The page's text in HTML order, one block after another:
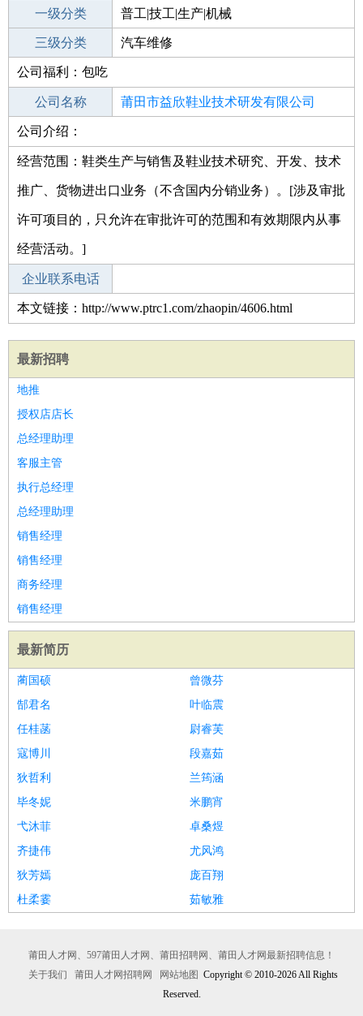
一级分类 普工|技工|生产|机械
二级分类 汽车制造
三级分类 汽车维修
其他行业
公司福利：包吃
公司名称 莆田市益欣鞋业技术研发有限公司
公司类型
公司介绍：
经营范围：鞋类生产与销售及鞋业技术研究、开发、技术
推广、货物进出口业务（不含国内分销业务）。[涉及审批
许可项目的，只允许在审批许可的范围和有效期限内从事
经营活动。]
企业联系电话
本文链接：http://www.ptrc1.com/zhaopin/4606.html
最新招聘
地推
授权店店长
总经理助理
客服主管
执行总经理
总经理助理
销售经理
销售经理
商务经理
销售经理
最新简历
蔺国硕
曾微芬
郜君名
叶临震
任桂菡
尉睿芙
寇博川
段嘉茹
狄哲利
兰筠涵
毕冬妮
米鹏宵
弋沐菲
卓桑煜
齐捷伟
尤风鸿
狄芳嫣
庞百翔
杜柔霎
茹敏雅
莆田人才网、597莆田人才网、莆田招聘网、莆田人才网最新招聘信息！
关于我们
莆田人才网招聘网 网站地图 Copyright © 2010-2026 All Rights
Reserved.